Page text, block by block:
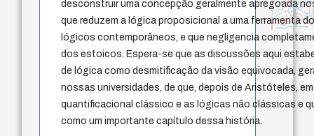
desconstruir uma concepção geralmente apregoada
que reduzem a lógica proposicional a uma ferramenta
lógicos contemporâneos, e que negligencia
dos estoicos. Espera-se que as discussões aqui
de lógica como desmitificação da visão equivocada,
nossas universidades, de que, depois de Aristóteles,
quantificacional clássico e as lógicas não clássicas e
como um importante capítulo dessa história.
immanuel kant
japanese education thoughts
gosto
juízo
sensus communis
formaçãoeducation ideology
redução
mulher
popper
modelos mentais
falseabilidade
carnap
constituição
totalização nome física
judaísmo
revelação
impessoal
ren
ética. levinas
virtue ethics yi
li
sentido